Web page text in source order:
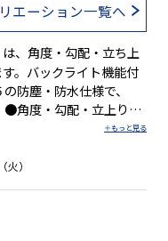
エーション一覧へ
、角度・勾配・立ち上
。バックライト機能付
防塵・防水仕様で、
Ｐ６５ ●水平・垂直をＢ
準点に設定可能 ●見え
見やすいバックライト
）